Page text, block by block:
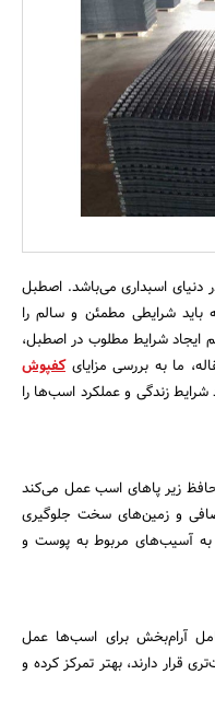
بانک، بیمه و سرمایه
مسکن و ساختمان
اسبداری می‌باشد. اصطبل
باید شرایطی مطمئن و سالم را
ایجاد شرایط مطلوب در اصطبل،
ما به بررسی مزایایکفپوش
زندگی و عملکرد اسب‌ها را
زیر پاهای اسب عمل می‌کند
و زمین‌های سخت جلوگیری
به آسیب‌های مربوط به پوست و
آرام‌بخش برای اسب‌ها عمل
قرار دارند، بهتر تمرکز کرده و